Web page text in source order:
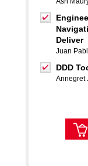
Deliver
Juan
DDD
Annegret